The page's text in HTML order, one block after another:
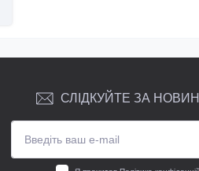
площу.
розкиду дозволяє
і легкість у
СЛІДКУЙТЕ ЗА